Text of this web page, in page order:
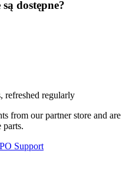
dostępne?
refreshed regularly
from our partner store and are
parts.
Support